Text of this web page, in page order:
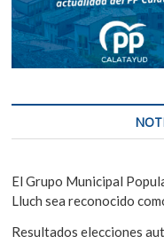
El Grupo Municipal
Lluch sea reconocido
Resultados elecciones